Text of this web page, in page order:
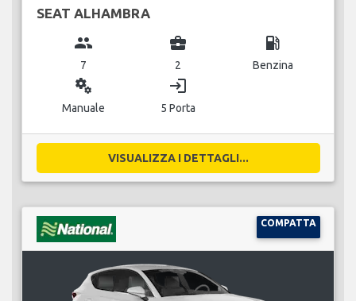
SEAT ALHAMBRA
group
7
business_center
2
local_gas_station
Benzina
miscellaneous_services
Manuale
login
5 Porta
VISUALIZZA I DETTAGLI...
COMPATTA